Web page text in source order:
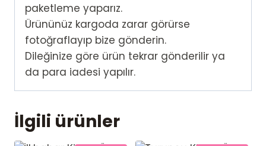
paketleme yaparız.
Ürününüz kargoda zarar görürse
fotoğraflayıp bize gönderin.
Dileğinize göre ürün tekrar gönderilir ya
da para iadesi yapılır.
İlgili ürünler